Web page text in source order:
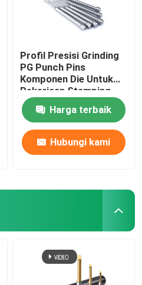
Profil Presisi Grinding
PG Punch Pins
Komponen Die Untuk
Pekerjaan Stamping
Harga terbaik
Hubungi kami